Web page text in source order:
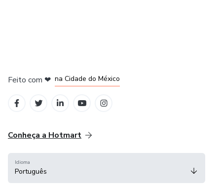
Feito com ❤ na Cidade do México
Conheça a Hotmart
Idioma
Português